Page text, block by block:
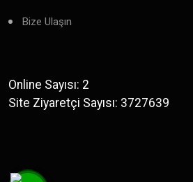
Bize Ulaşın
Online Sayısı: 2
Site Ziyaretçi Sayısı: 3727639